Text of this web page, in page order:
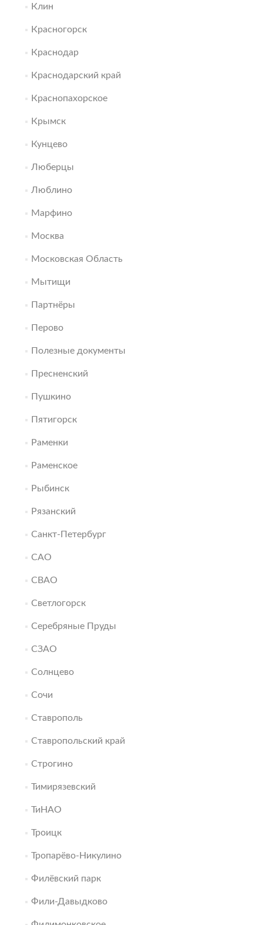
Клин
Красногорск
Краснодар
Краснодарский край
Краснопахорское
Крымск
Кунцево
Люберцы
Люблино
Марфино
Москва
Московская Область
Мытищи
Партнёры
Перово
Полезные документы
Пресненский
Пушкино
Пятигорск
Раменки
Раменское
Рыбинск
Рязанский
Санкт-Петербург
САО
СВАО
Светлогорск
Серебряные Пруды
СЗАО
Солнцево
Сочи
Ставрополь
Ставропольский край
Строгино
Тимирязевский
ТиНАО
Троицк
Тропарёво-Никулино
Филёвский парк
Фили-Давыдково